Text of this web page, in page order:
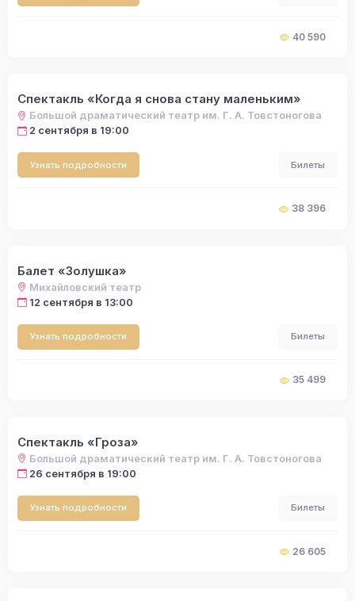
40 590
Спектакль «Когда я снова стану маленьким»
Большой драматический театр им. Г. А. Товстоногова
2 сентября в 19:00
Узнать подробности Билеты
38 396
Балет «Золушка»
Михайловский театр
12 сентября в 13:00
Узнать подробности Билеты
35 499
Спектакль «Гроза»
Большой драматический театр им. Г. А. Товстоногова
26 сентября в 19:00
Узнать подробности Билеты
26 605